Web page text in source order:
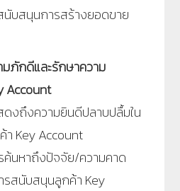
นับสนุนการสร้างยอดขาย
ภักดีและรักษาความ
Account
งถึงความยินดีปลาบปลื้มใน
Key Account
ค้นหาถึงปัจจัย/ความคาด
รสนับสนุนลูกค้า Key